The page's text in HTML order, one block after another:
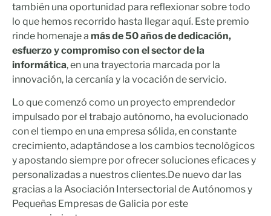
también una oportunidad para reflexionar sobre todo
lo que hemos recorrido hasta llegar aquí. Este premio
rinde homenaje a más de 50 años de dedicación,
esfuerzo y compromiso con el sector de la
informática, en una trayectoria marcada por la
innovación, la cercanía y la vocación de servicio.
Lo que comenzó como un proyecto emprendedor
impulsado por el trabajo autónomo, ha evolucionado
con el tiempo en una empresa sólida, en constante
crecimiento, adaptándose a los cambios tecnológicos
y apostando siempre por ofrecer soluciones eficaces y
personalizadas a nuestros clientes.De nuevo dar las
gracias a la Asociación Intersectorial de Autónomos y
Pequeñas Empresas de Galicia por este